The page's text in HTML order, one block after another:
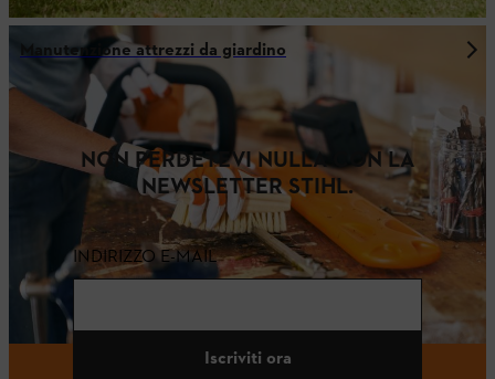
Manutenzione attrezzi da giardino
NON PERDETEVI NULLA CON LA
NEWSLETTER STIHL.
INDIRIZZO E-MAIL
Iscriviti ora